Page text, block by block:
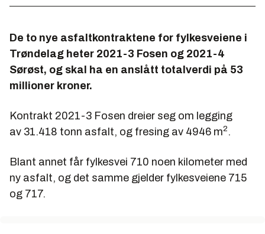
De to nye asfaltkontraktene for fylkesveiene i
Trøndelag heter 2021-3 Fosen og 2021-4
Sørøst, og skal ha en anslått totalverdi på 53
millioner kroner.
Kontrakt 2021-3 Fosen dreier seg om legging
av 31.418 tonn asfalt, og fresing av 4946 m2 .
Blant annet får fylkesvei 710 noen kilometer med
ny asfalt, og det samme gjelder fylkesveiene 715
og 717.